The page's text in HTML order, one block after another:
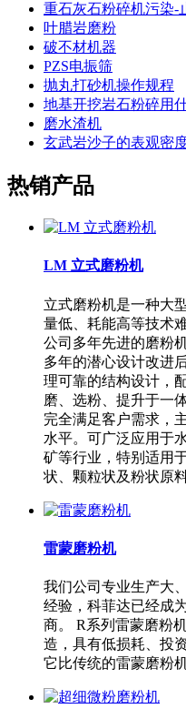
重石灰石粉碎机污染-
叶腊岩磨粉
破不材机器
PZS电振筛
抛丸打砂机操作规程
地基开挖岩石粉碎用
磨水渣机
玄武岩沙子的表观密
热销产品
LM 立式磨粉机
立式磨粉机是一种大
量低、耗能高等技术
公司多年先进的磨粉
多年的潜心设计改进
理可靠的结构设计，
磨、选粉、提升于一
完全满足客户需求，
水平。可广泛应用于
矿等行业，特别适用
状、颗粒状及粉状原
雷蒙磨粉机
我们公司专业生产大
经验，科菲达已经成
商。 R系列雷蒙磨粉
造，具有低损耗、投
它比传统的雷蒙磨粉